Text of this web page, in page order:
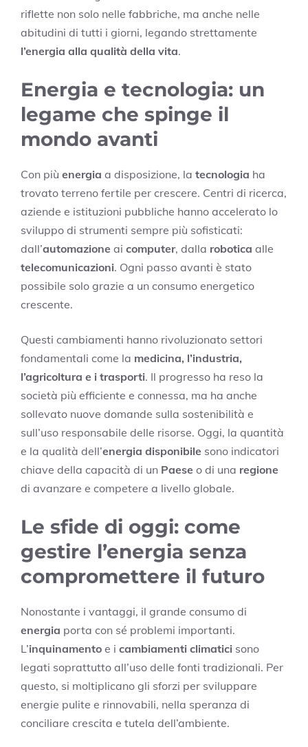
riflette non solo nelle fabbriche, ma anche nelle
abitudini di tutti i giorni, legando strettamente
l’energia alla qualità della vita.
Energia e tecnologia: un
legame che spinge il
mondo avanti
Con più energia a disposizione, la tecnologia ha
trovato terreno fertile per crescere. Centri di ricerca,
aziende e istituzioni pubbliche hanno accelerato lo
sviluppo di strumenti sempre più sofisticati:
dall’automazione ai computer, dalla robotica alle
telecomunicazioni. Ogni passo avanti è stato
possibile solo grazie a un consumo energetico
crescente.
Questi cambiamenti hanno rivoluzionato settori
fondamentali come la medicina, l’industria,
l’agricoltura e i trasporti. Il progresso ha reso la
società più efficiente e connessa, ma ha anche
sollevato nuove domande sulla sostenibilità e
sull’uso responsabile delle risorse. Oggi, la quantità
e la qualità dell’energia disponibile sono indicatori
chiave della capacità di un Paese o di una regione
di avanzare e competere a livello globale.
Le sfide di oggi: come
gestire l’energia senza
compromettere il futuro
Nonostante i vantaggi, il grande consumo di
energia porta con sé problemi importanti.
L’inquinamento e i cambiamenti climatici sono
legati soprattutto all’uso delle fonti tradizionali. Per
questo, si moltiplicano gli sforzi per sviluppare
energie pulite e rinnovabili, nella speranza di
conciliare crescita e tutela dell’ambiente.